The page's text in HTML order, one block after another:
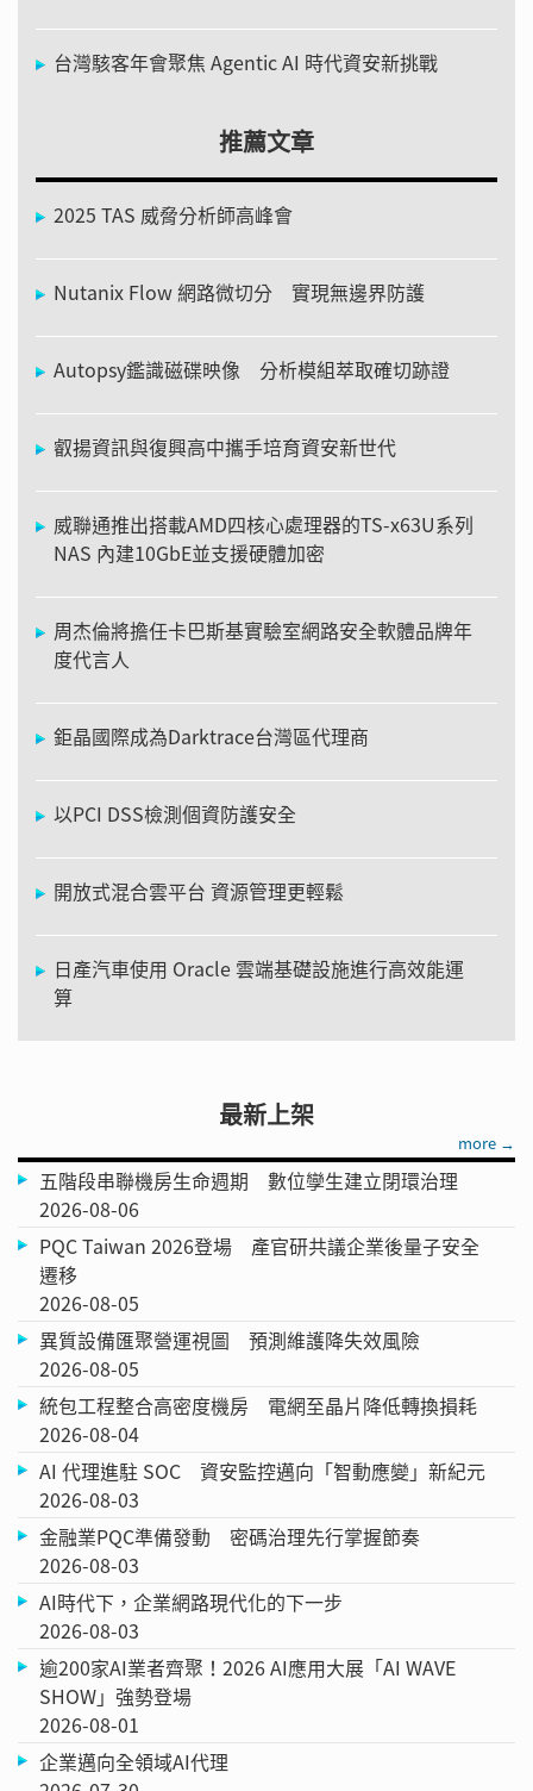
台灣駭客年會聚焦 Agentic AI 時代資安新挑戰
推薦文章
2025 TAS 威脅分析師高峰會
Nutanix Flow 網路微切分 實現無邊界防護
Autopsy鑑識磁碟映像 分析模組萃取確切跡證
叡揚資訊與復興高中攜手培育資安新世代
威聯通推出搭載AMD四核心處理器的TS-x63U系列
NAS 內建10GbE並支援硬體加密
周杰倫將擔任卡巴斯基實驗室網路安全軟體品牌年
度代言人
鉅晶國際成為Darktrace台灣區代理商
以PCI DSS檢測個資防護安全
開放式混合雲平台 資源管理更輕鬆
日產汽車使用 Oracle 雲端基礎設施進行高效能運
算
最新上架
more →
五階段串聯機房生命週期 數位孿生建立閉環治理
2026-08-06
PQC Taiwan 2026登場 產官研共議企業後量子安全
遷移
2026-08-05
異質設備匯聚營運視圖 預測維護降失效風險
2026-08-05
統包工程整合高密度機房 電網至晶片降低轉換損耗
2026-08-04
AI 代理進駐 SOC 資安監控邁向「智動應變」新紀元
2026-08-03
金融業PQC準備發動 密碼治理先行掌握節奏
2026-08-03
AI時代下，企業網路現代化的下一步
2026-08-03
逾200家AI業者齊聚！2026 AI應用大展「AI WAVE
SHOW」強勢登場
2026-08-01
企業邁向全領域AI代理